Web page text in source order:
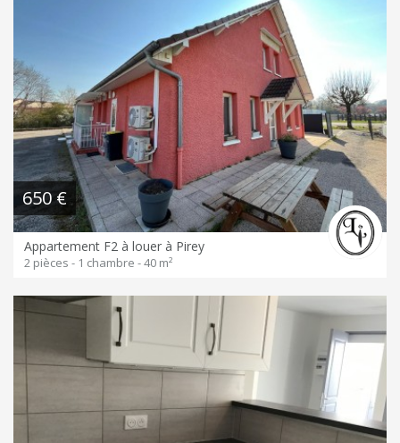
650 €
Appartement F2 à louer à Pirey
2 pièces - 1 chambre - 40 m²